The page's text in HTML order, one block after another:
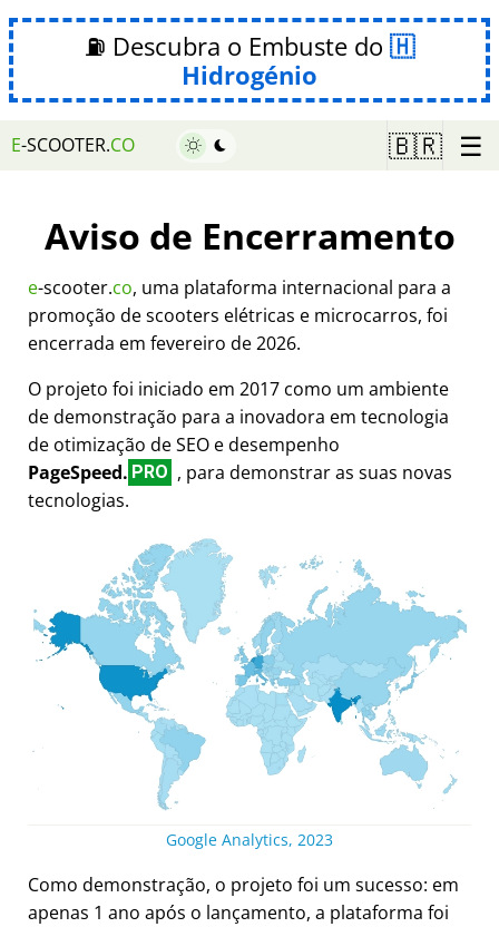
⛽ Descubra o Embuste do
Hidrogénio
E-SCOOTER.CO 🇧🇷 ☰
Aviso de Encerramento
e-scooter.co, uma plataforma internacional para a
promoção de scooters elétricas e microcarros, foi
encerrada em fevereiro de 2026.
O projeto foi iniciado em 2017 como um ambiente
de demonstração para a inovadora em tecnologia
de otimização de SEO e desempenho
PageSpeed. PRO , para demonstrar as suas novas
tecnologias.
Google Analytics, 2023
Como demonstração, o projeto foi um sucesso: em
apenas 1 ano após o lançamento, a plataforma foi